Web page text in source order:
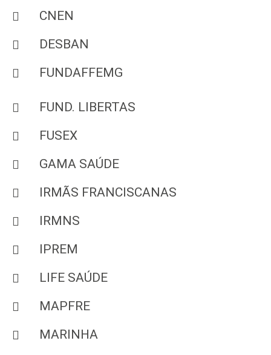
CNEN
DESBAN
FUNDAFFEMG
FUND. LIBERTAS
FUSEX
GAMA SAÚDE
IRMÃS FRANCISCANAS
IRMNS
IPREM
LIFE SAÚDE
MAPFRE
MARINHA